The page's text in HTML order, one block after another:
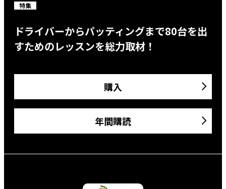
特集
ドライバーからパッティングまで80台を出
すためのレッスンを総力取材！
購入
年間購読